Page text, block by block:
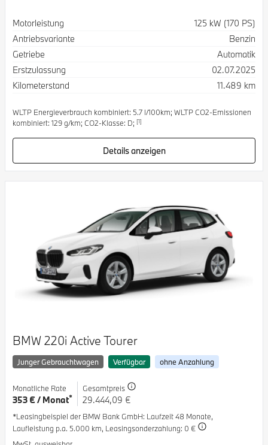
Spezifikation
Motorleistung
125 kW (170 PS)
Antriebsvariante
Benzin
Getriebe
Automatik
Erstzulassung
02.07.2025
Kilometerstand
11.489 km
WLTP Energieverbrauch kombiniert: 5.7 l/100km; WLTP CO2-Emissionen
kombiniert: 129 g/km; CO2-Klasse: D; [1]
Details anzeigen
BMW 220i Active Tourer
Junger Gebrauchtwagen Verfügbar ohne Anzahlung
Monatliche Rate
353 € / Monat*
Gesamtpreis
29.444,09 €
*Leasingbeispiel der BMW Bank GmbH: Laufzeit 48 Monate,
Laufleistung p.a. 5.000 km, Leasingsonderzahlung: 0 €